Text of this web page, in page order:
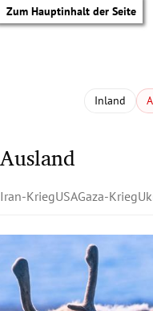
Zum Hauptinhalt der Seite
Inland
Ausland
Iran-KriegUSAGaza-Krieg